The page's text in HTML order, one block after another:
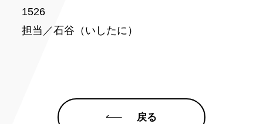
1526
担当／石谷（いしたに）
戻る